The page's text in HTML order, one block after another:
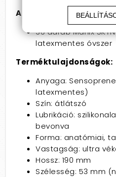
A csomag tartalma:
36 darab Manix
latexmentes óvszer
Terméktulajdonságok:
Anyaga:
latexmentes)
Szín: átlátszó
Lubrikáció:
bevonva
Forma: anatómiai,
Vastagság: ultra
Hossz: 190 mm
Szélesség: 53 mm